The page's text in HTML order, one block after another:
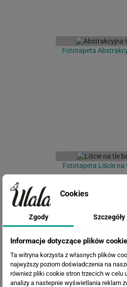
Fototapeta
Fototapeta Liście na
Fototapeta
Cookies
Zgody Szczegóły
Informacje dotyczące plików
Ta witryna korzysta z własnych plików
najwyższy poziom doświadczenia na
również pliki cookie stron trzecich w celu
analizy a nastepnie wyświetlania reklam